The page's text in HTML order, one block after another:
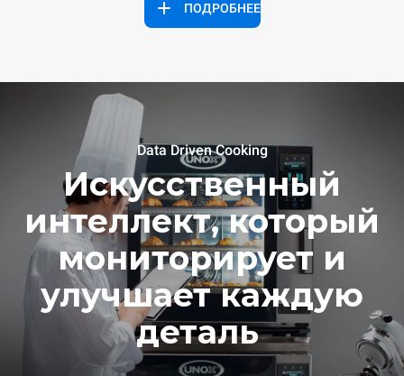
ПОДРОБНЕЕ
Data Driven Cooking
Искусственный
интеллект, который
мониторирует и
улучшает каждую
деталь